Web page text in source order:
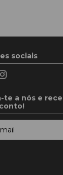
sociais
te a nós e